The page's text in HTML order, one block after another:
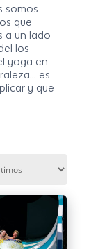
somos
que
a un lado
los
yoga en
es
y que